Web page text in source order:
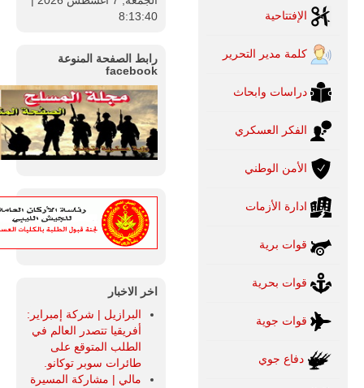
الإفتتاحية
كلمة مدير التحرير
دراسات وابحاث
الفكر العسكري
الأمن الوطني
ادارة الأزمات
قوات برية
قوات بحرية
قوات جوية
دفاع جوي
8:13:41
رابط الصفحة المنوعة
facebook
اخر الاخبار
البرازيل | شركة إمبراير:
أفريقيا تتصدر العالم في
الطلب المتوقع على
طائرات سوبر توكانو.
مالي | مشاركة المسيرة